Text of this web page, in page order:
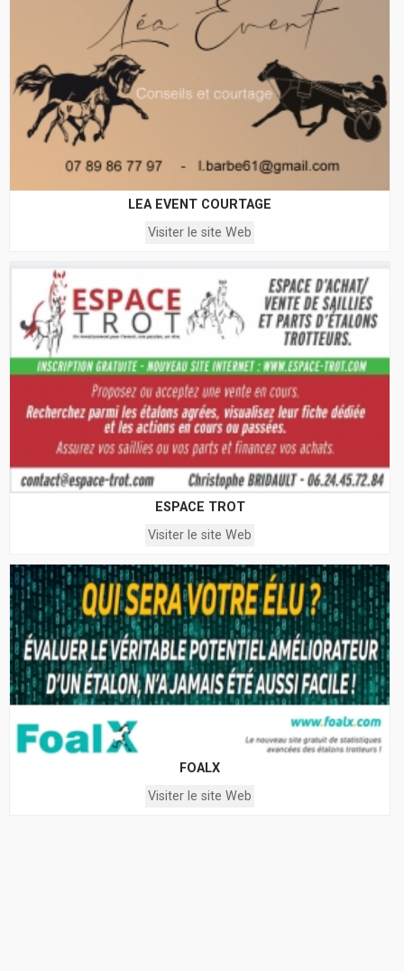
LEA EVENT COURTAGE
Visiter le site Web
ESPACE TROT
Visiter le site Web
FOALX
Visiter le site Web